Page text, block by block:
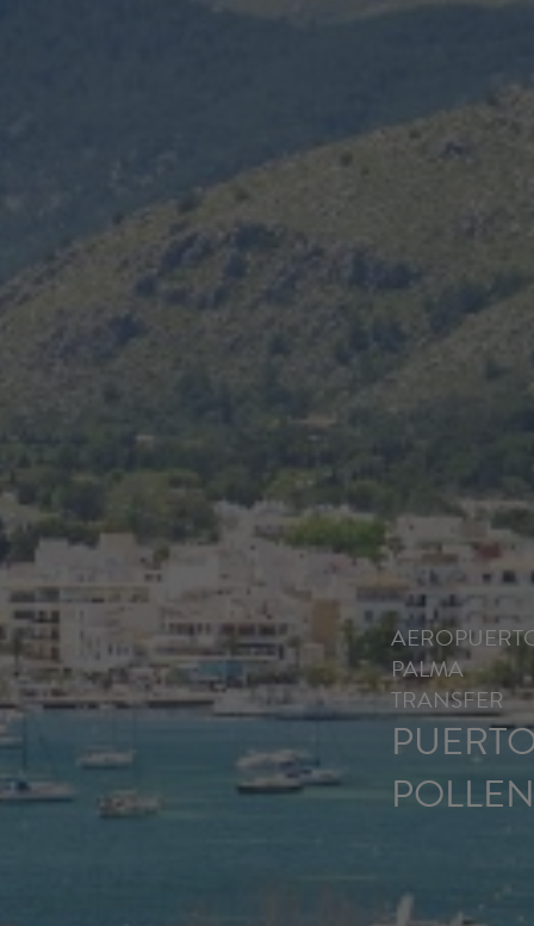
PALMA
TRANSFER